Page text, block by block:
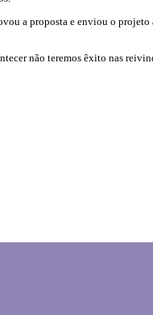
a proposta e enviou o projeto
não teremos êxito nas